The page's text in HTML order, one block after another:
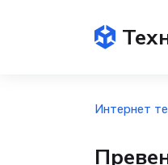
Интернет